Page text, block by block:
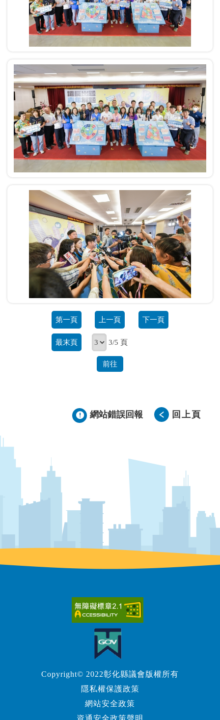
第一頁 上一頁 下一頁
最末頁 3/5 頁
前往
網站錯誤回報 回上頁
Copyright© 2022彰化縣議會版權所有
隱私權保護政策
網站安全政策
資通安全政策聲明